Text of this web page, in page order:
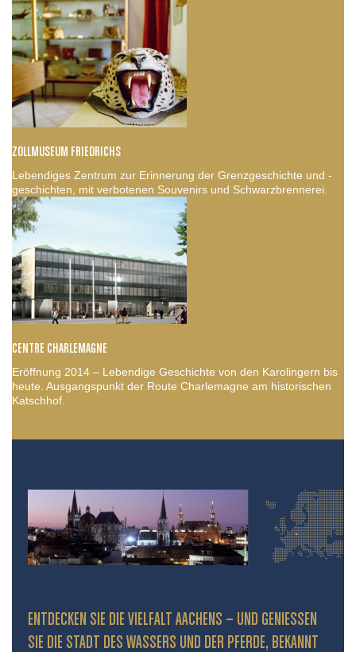
ZOLLMUSEUM FRIEDRICHS
Lebendiges Zentrum zur Erinnerung der Grenzgeschichte und -
geschichten, mit verbotenen Souvenirs und Schwarzbrennerei.
CENTRE CHARLEMAGNE
Eröffnung 2014 – Lebendige Geschichte von den Karolingern bis
heute. Ausgangspunkt der Route Charlemagne am historischen
Katschhof.
ENTDECKEN SIE DIE VIELFALT AACHENS – UND GENIESSEN S
IE DIE STADT DES WASSERS UND DER PFERDE, BEKANNT D